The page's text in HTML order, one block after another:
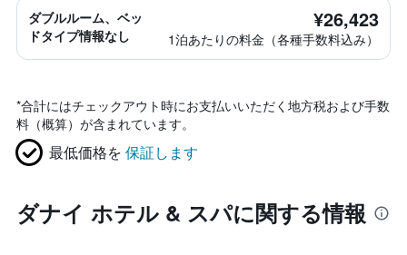
ダブルルーム、ベッ
ドタイプ情報なし
¥26,423
1泊あたりの料金（各種手数料込み）
*合計にはチェックアウト時にお支払いいただく地方税および手数
料（概算）が含まれています。
最低価格を 保証します
ダナイ ホテル & スパに関する情報